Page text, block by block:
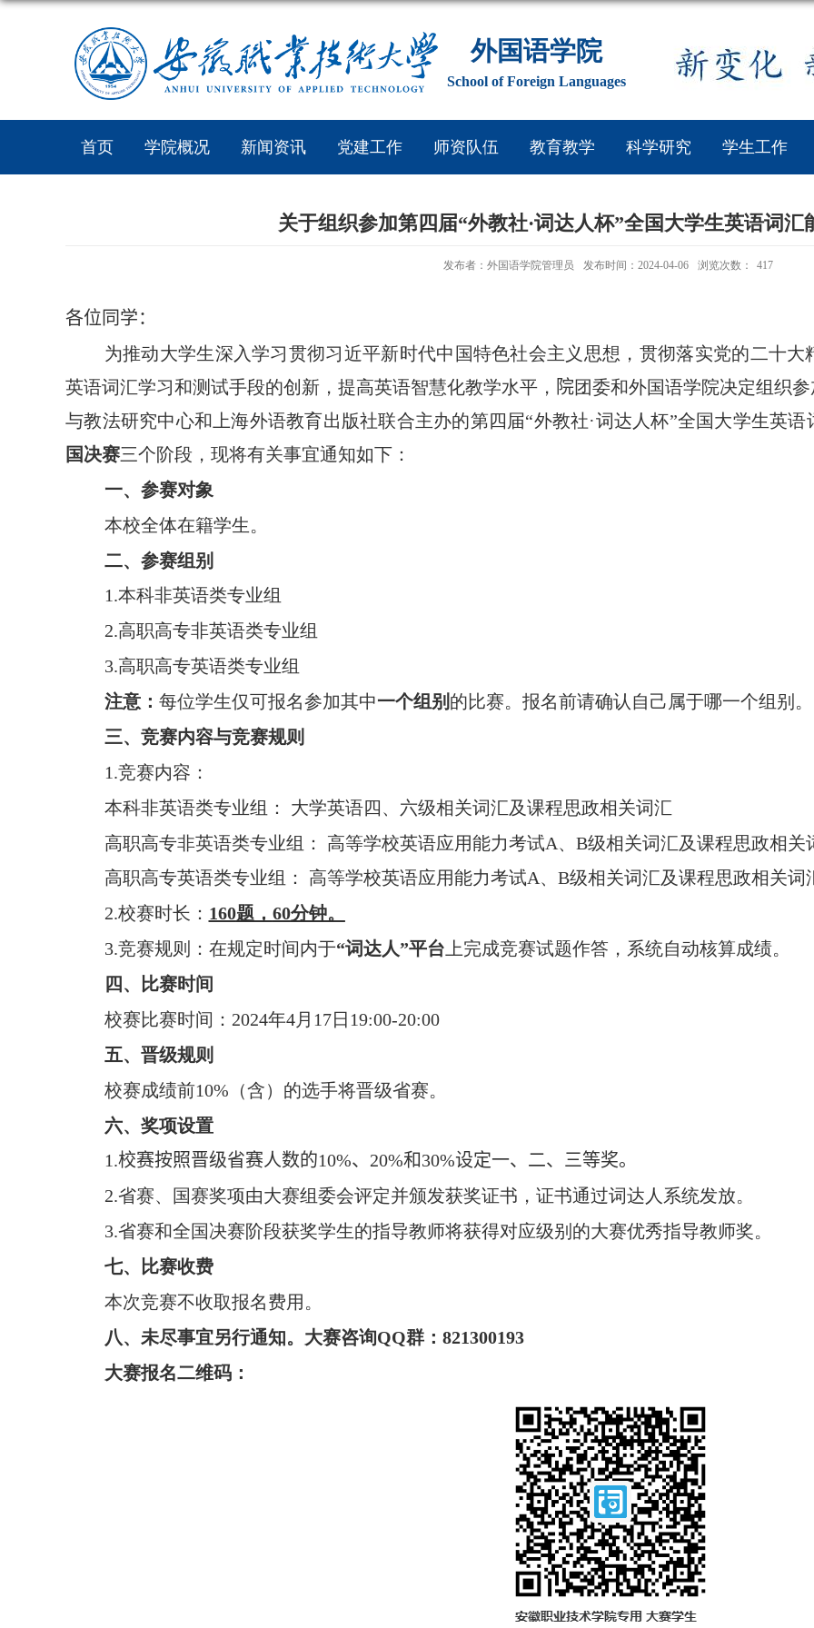
外国语学院
School of Foreign Languages
首页 学院概况 新闻资讯 党建工作 师资队伍 教育教学 科学研究 学生工作
关于组织参加第四届“外教社·词达人杯”全国大学生英语词汇
发布者：外国语学院管理员 发布时间：2024-04-06 浏览次数： 417
各位同学：
为推动大学生深入学习贯彻习近平新时代中国特色社会主义思想，贯彻落实党的二十
英语词汇学习和测试手段的创新，提高英语智慧化教学水平， 院团委和外国语学院决定组织
与教法研究中心和上海外语教育出版社联合主办的第四届“外教社·词达人杯”全国大学生英
国决赛三个阶段，现将有关事宜通知如下：
一、参赛对象
本校全体在籍学生。
二、参赛组别
1.本科非英语类专业组
2.高职高专非英语类专业组
3.高职高专英语类专业组
注意： 每位学生仅可报名参加其中一个组别 的比赛。报名前请确认自己属于哪一个组别。
三、竞赛内容与竞赛规则
1.竞赛内容：
本科非英语类专业组：
大学英语四、六级相关词汇及课程思政相关词汇
高职高专非英语类专业组：
高等学校英语应用能力考试A、 B级相关词汇及课程思政相关
高职高专英语类专业组：
高等学校英语应用能力考试A、 B级相关词汇及课程思政相关词
2.校赛时长： 160题， 60分钟。
3.竞赛规则：在规定时间内于“词达人”平台 上完成竞赛试题作答，系统自动核算成绩。
四、比赛时间
校赛比赛时间： 2024年4月 17日 19:00-20:00
五、晋级规则
校赛成绩前10% （含）的选手将晋级省赛。
六、奖项设置
1.校赛按照晋级省赛人数的10%、 20%和30%设定一、二、三等奖。
2.省赛、国赛奖项由大赛组委会评定并颁发获奖证书，证书通过词达人系统发放。
3.省赛和全国决赛阶段获奖学生的指导教师将获得对应级别的大赛优秀指导教师奖。
七、比赛收费
本次竞赛不收取报名费用。
八、未尽事宜另行通知。大赛咨询QQ群： 821300193
大赛报名二维码：